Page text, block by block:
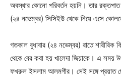
অবস্থার কোনো পরিবর্তন হয়নি। তার
(২৪ নভেম্বর) সিসিইউ থেকে নিয়ে এসে
গতকাল বুধাবার (২৪ নভেম্বর) রাতে শারীরিক
থেকে বের করা হয় খালেদা জিয়াকে। এ সময়
ফখরুল ইসলাম আলমগীর। সেই সঙ্গে প্রয়াত